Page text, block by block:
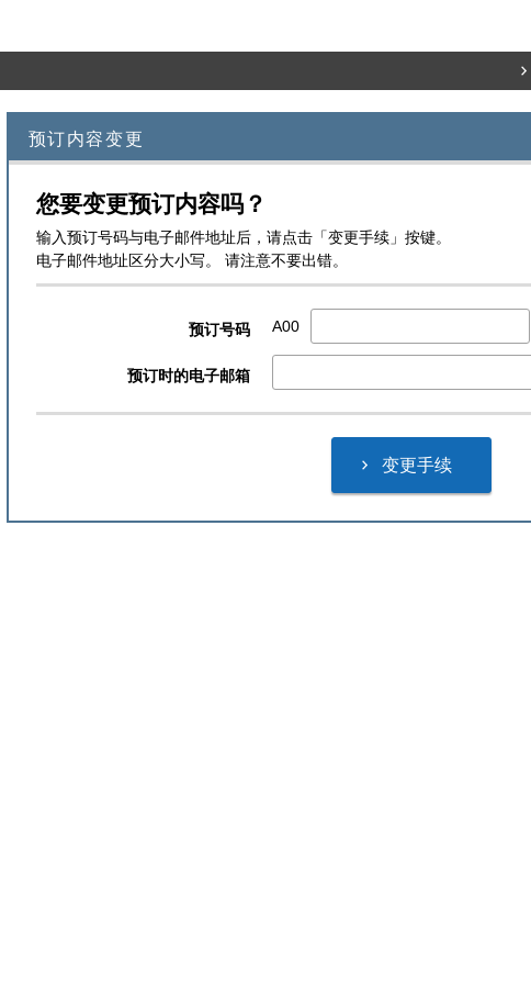
预订内容变更
您要变更预订内容吗？
输入预订号码与电子邮件地址后，请点击「变更手续」按键。
电子邮件地址区分大小写。 请注意不要出错。
预订号码 A00
预订时的电子邮箱